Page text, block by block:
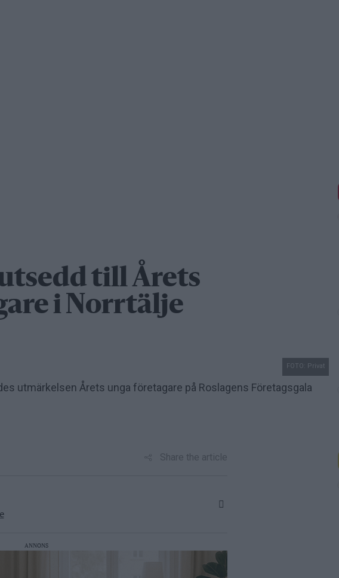
till Årets
i Norrtälje
FOTO: Privat
utmärkelsen Årets unga företagare på Roslagens Företagsgala
Share the article
ANNONS